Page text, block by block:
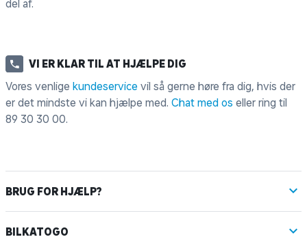
del af.
VI ER KLAR TIL AT HJÆLPE DIG
Vores venlige kundeservice vil så gerne høre fra dig, hvis der
er det mindste vi kan hjælpe med. Chat med os eller ring til
89 30 30 00.
BRUG FOR HJÆLP?
BILKATOGO